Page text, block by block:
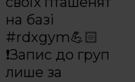
на базі
#rdxgym💪🏻
❗️Запис до груп
лише за